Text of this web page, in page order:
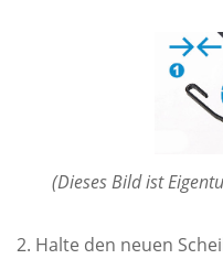
(Dieses Bild ist
Halte den neuen